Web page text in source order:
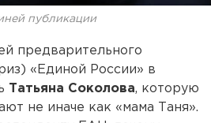
публикации
предварительного
«Единой России» в
Татьяна Соколова, которую
не иначе как «мама Таня».